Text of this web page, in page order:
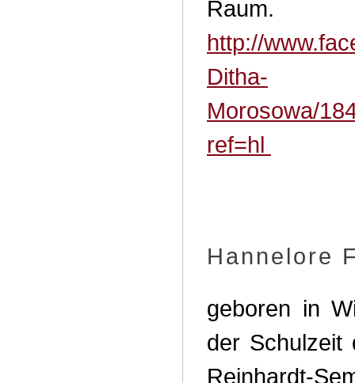
Raum.
http://
Ditha-
Morosowa/
ref=hl
Hannelore
geboren in
der Schulzeit
Reinhardt-